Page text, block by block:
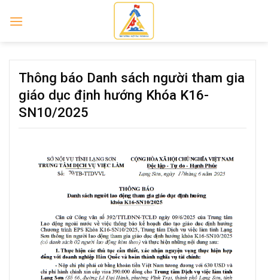
Thông báo Danh sách người tham gia
giáo dục định hướng Khóa K16-
SN10/2025